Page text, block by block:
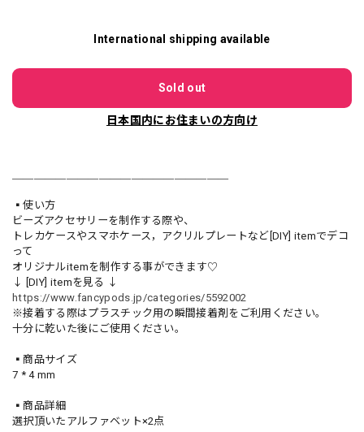
International shipping available
Sold out
日本国内にお住まいの方向け
▪️使い方
ビーズアクセサリーを制作する際や、
トレカケースやスマホケース，アクリルプレートなど[DIY] itemでデコ
って
オリジナルitemを制作する事ができます♡
↓ [DIY] itemを見る ↓
https://www.fancypods.jp/categories/5592002
※接着する際はプラスチック用の瞬間接着剤をご利用ください。
十分に乾いた後にご使用ください。
▪️商品サイズ
7 * 4 mm
▪️商品詳細
選択頂いたアルファベット×2点